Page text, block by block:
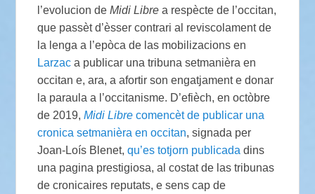
l’evolucion deMidi Libre a respècte de l’occitan,
que passèt d’èsser contrari al reviscolament de
la lenga a l’epòca de las mobilizacions en
Larzac a publicar una tribuna setmanièra en
occitan e, ara, a afortir son engatjament e donar
la paraula a l’occitanisme. D’efièch, en octòbre
de 2019,Midi Libre comencèt de publicar una
cronica setmanièra en occitan, signada per
Joan-Loís Blenet,qu’es totjorn publicada dins
una pagina prestigiosa, al costat de las tribunas
de cronicaires reputats, e sens cap de